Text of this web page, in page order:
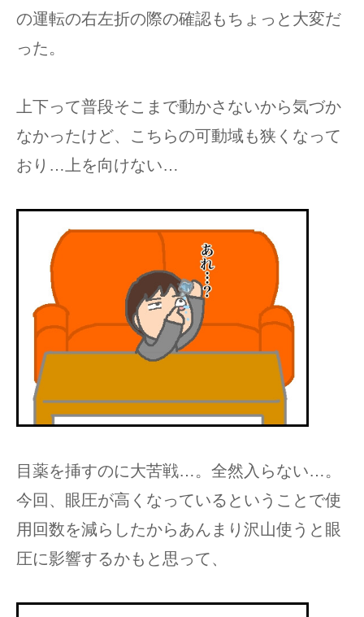
の運転の右左折の際の確認もちょっと大変だ
った。
上下って普段そこまで動かさないから気づか
なかったけど、こちらの可動域も狭くなって
おり…上を向けない…
目薬を挿すのに大苦戦…。全然入らない…。
今回、眼圧が高くなっているということで使
用回数を減らしたからあんまり沢山使うと眼
圧に影響するかもと思って、